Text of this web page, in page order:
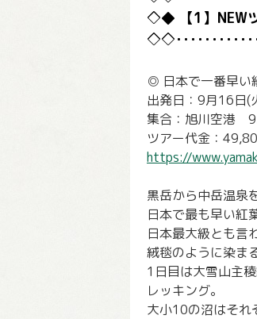
【1】NEW
◎ 日本で一番早い
出発日：9月16日(
集合：旭川空港
ツアー代金：
https://
黒岳から中岳温泉
日本で最も早い紅
日本最大級とも言
絨毯のように染ま
1日目は大雪山主
レッキング。
大小10の沼はそれ